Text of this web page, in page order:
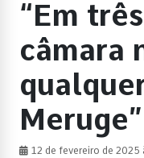
“Em
câmara
Meruge”
12 de fevereiro de 2025